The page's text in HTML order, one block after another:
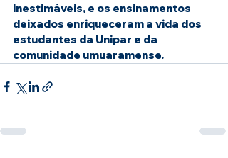
inestimáveis, e os ensinamentos
deixados enriqueceram a vida dos
estudantes da Unipar e da
comunidade umuaramense.